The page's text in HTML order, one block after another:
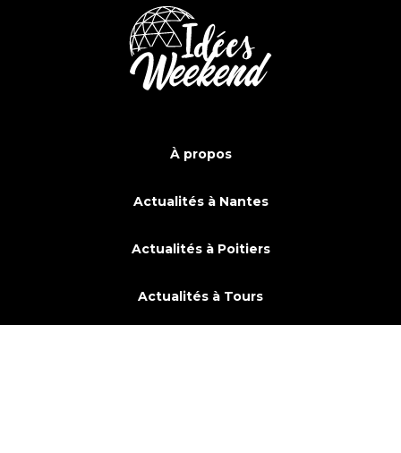
À propos
Actualités à Nantes
Actualités à Poitiers
Actualités à Tours